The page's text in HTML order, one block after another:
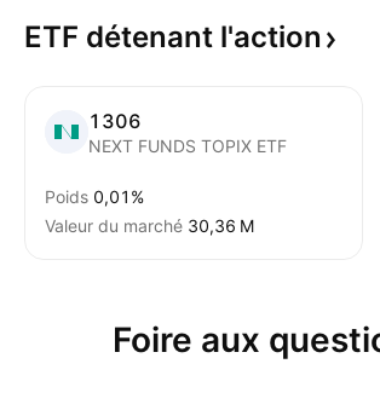
ETF détenant l'action
1306
NEXT FUNDS TOPIX ETF
Poids 0,01%
Valeur du marché ‪30,36 M‬
Foire aux